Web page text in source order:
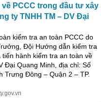
PCCC trong đầu tư xây
ty TNHH TM – DV Đại
kiểm tra an toàn PCCC do
Đội Hướng dẫn kiểm tra
hành kiểm tra an toàn về
Đại Quang Minh, địa chỉ: Số
Trưng Đông – Quận 2 – TP.